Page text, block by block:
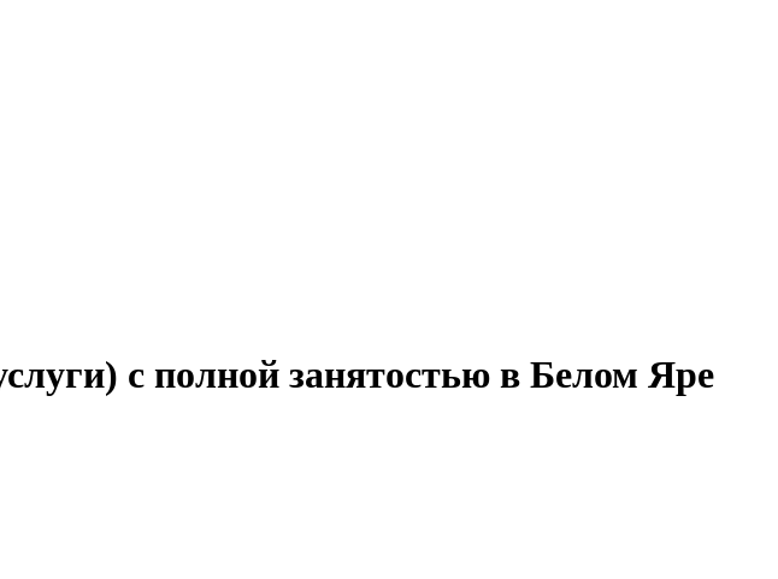
с полной занятостью в Белом Яре